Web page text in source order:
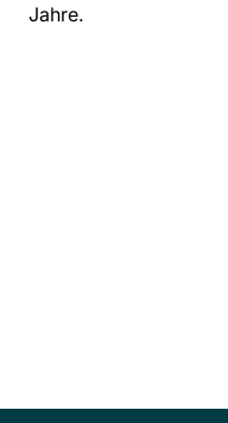
Jahre.